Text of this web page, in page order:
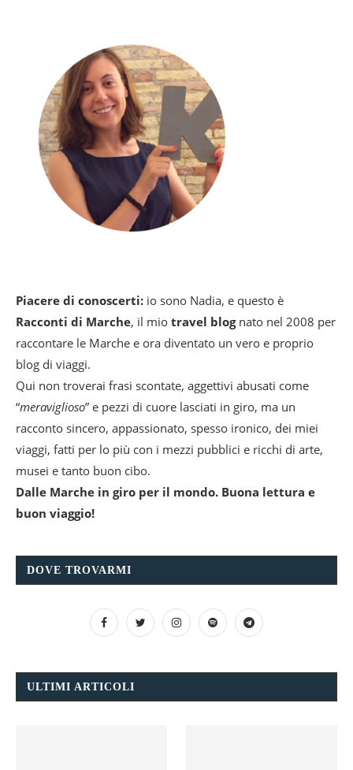
Piacere di conoscerti: io sono Nadia, e questo è
Racconti di Marche, il mio travel blognato nel 2008 per
raccontare le Marche e ora diventato un vero e proprio
blog di viaggi.
Qui non troverai frasi scontate, aggettivi abusati come
“meraviglioso” e pezzi di cuore lasciati in giro, ma un
racconto sincero, appassionato, spesso ironico, dei miei
viaggi, fatti per lo più con i mezzi pubblici e ricchi di arte,
musei e tanto buon cibo.
Dalle Marche in giro per il mondo. Buona lettura e
buon viaggio!
DOVE TROVARMI
ULTIMI ARTICOLI